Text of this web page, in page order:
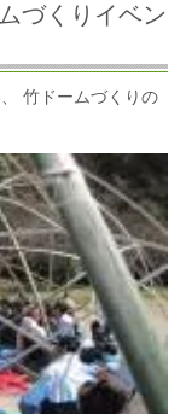
づくりイベン
竹ドームづくりの